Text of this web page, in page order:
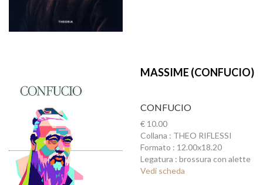
MASSIME (CONFUCIO)
CONFUCIO
€ 10.00
Collana : THEO RIFLESSI
Formato : 12.00x18.20
Legatura : brossura con alette
Vedi scheda